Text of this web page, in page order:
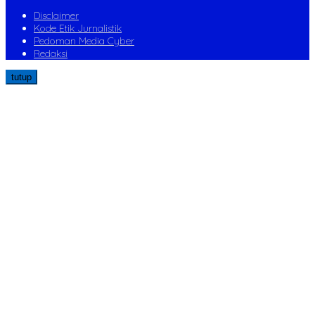
Disclaimer
Kode Etik Jurnalistik
Pedoman Media Cyber
Redaksi
tutup